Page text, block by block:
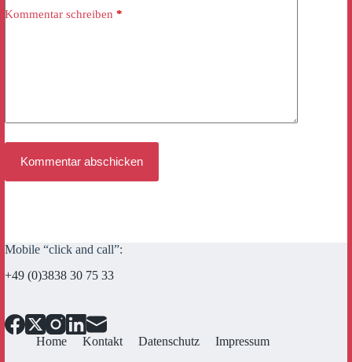
Kommentar schreiben *
Kommentar abschicken
Mobile “click and call”:
+49 (0)3838 30 75 33
Home Kontakt Datenschutz Impressum